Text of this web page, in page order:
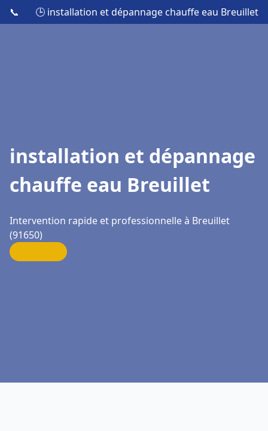
📞 🕒 installation et dépannage chauffe eau Breuillet
installation et dépannage
chauffe eau Breuillet
Intervention rapide et professionnelle à Breuillet
(91650)